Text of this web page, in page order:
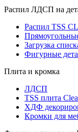
Распил ЛДСП на
Распил TSS
Загрузка
Фигурные
Плита и кромка
ЛДСП
TSS плита
ХДФ
Кромки для